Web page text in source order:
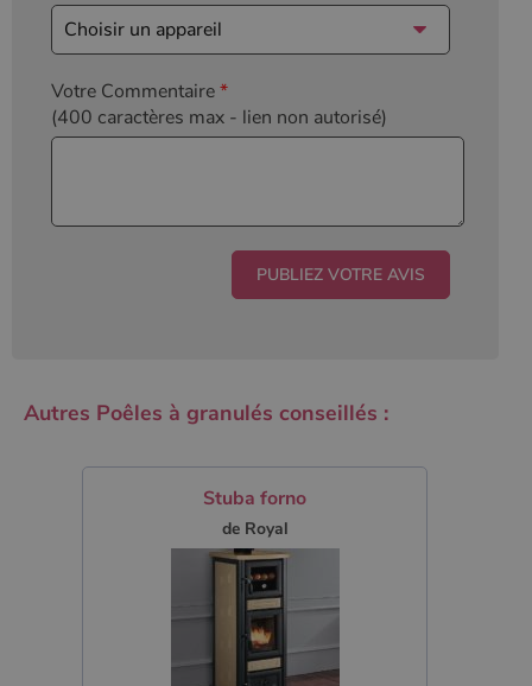
Votre Commentaire*
(400 caractères max - lien non autorisé)
Autres Poêles à granulés conseillés :
Stuba forno
de Royal